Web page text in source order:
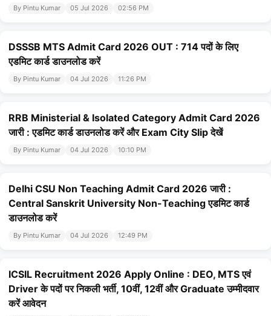
By Pintu Kumar 05 Jul 2026 02:56 PM
DSSSB MTS Admit Card 2026 OUT : 714 पदों के लिए
एडमिट कार्ड डाउनलोड करें
By Pintu Kumar 04 Jul 2026 11:26 PM
RRB Ministerial & Isolated Category Admit Card 2026
जारी : एडमिट कार्ड डाउनलोड करें और Exam City Slip देखें
By Pintu Kumar 04 Jul 2026 10:10 PM
Delhi CSU Non Teaching Admit Card 2026 जारी :
Central Sanskrit University Non-Teaching एडमिट कार्ड
डाउनलोड करें
By Pintu Kumar 04 Jul 2026 12:49 PM
ICSIL Recruitment 2026 Apply Online : DEO, MTS एवं
Driver के पदों पर निकली भर्ती, 10वीं, 12वीं और Graduate उम्मीदवार
करें आवेदन